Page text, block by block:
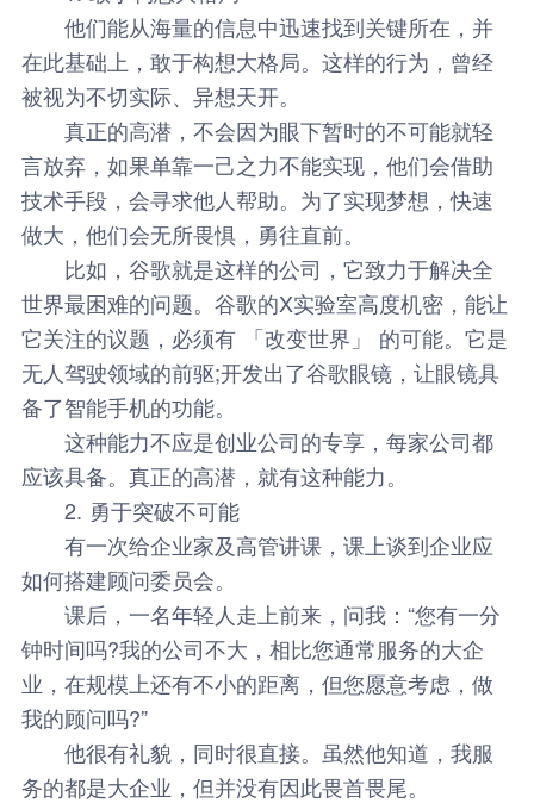
他们能从海量的信息中迅速找到关键所在，并
在此基础上，敢于构想大格局。这样的行为，曾经
被视为不切实际、异想天开。
真正的高潜，不会因为眼下暂时的不可能就轻
言放弃，如果单靠一己之力不能实现，他们会借助
技术手段，会寻求他人帮助。为了实现梦想，快速
做大，他们会无所畏惧，勇往直前。
比如，谷歌就是这样的公司，它致力于解决全
世界最困难的问题。谷歌的X实验室高度机密，能让
它关注的议题，必须有 「改变世界」 的可能。它是
无人驾驶领域的前驱;开发出了谷歌眼镜，让眼镜具
备了智能手机的功能。
这种能力不应是创业公司的专享，每家公司都
应该具备。真正的高潜，就有这种能力。
2. 勇于突破不可能
有一次给企业家及高管讲课，课上谈到企业应
如何搭建顾问委员会。
课后，一名年轻人走上前来，问我：“您有一分
钟时间吗?我的公司不大，相比您通常服务的大企
业，在规模上还有不小的距离，但您愿意考虑，做
我的顾问吗?”
他很有礼貌，同时很直接。虽然他知道，我服
务的都是大企业，但并没有因此畏首畏尾。